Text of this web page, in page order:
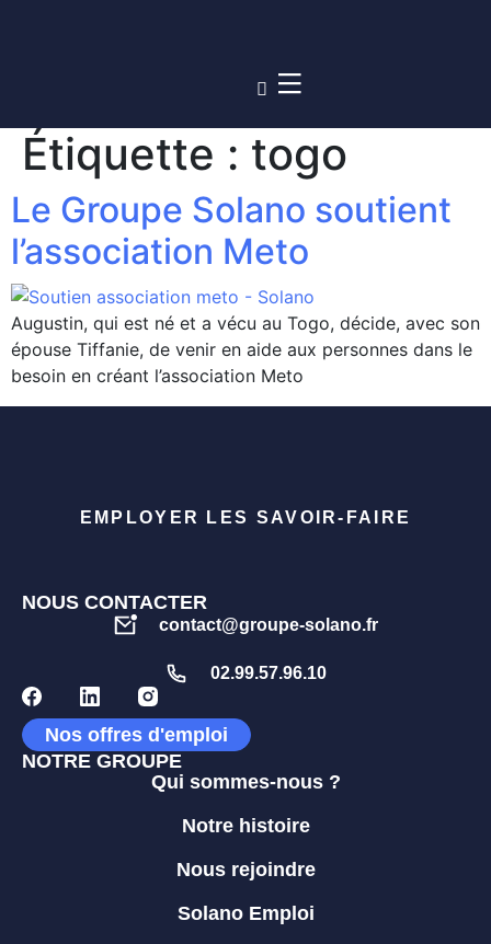
Étiquette : togo
Le Groupe Solano soutient
l’association Meto
Augustin, qui est né et a vécu au Togo, décide, avec son
épouse Tiffanie, de venir en aide aux personnes dans le
besoin en créant l’association Meto
EMPLOYER LES SAVOIR-FAIRE
NOUS CONTACTER
contact@groupe-solano.fr
02.99.57.96.10
Nos offres d'emploi
NOTRE GROUPE
Qui sommes-nous ?
Notre histoire
Nous rejoindre
Solano Emploi